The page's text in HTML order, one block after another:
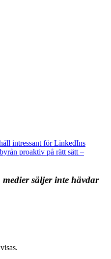
intressant för LinkedIns
proaktiv på rätt sätt –
medier säljer inte hävdar